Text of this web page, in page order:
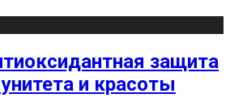
защита
и красоты